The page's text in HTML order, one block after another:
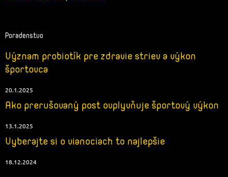
Poradenstvo
Význam probiotík pre zdravie striev a výkon
športovca
20.1.2025
Ako prerušovaný post ovplyvňuje športový výkon
13.1.2025
Vyberajte si o vianociach to najlepšie
18.12.2024